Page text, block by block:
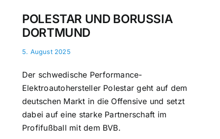
POLESTAR UND BORUSSIA
DORTMUND
5. August 2025
Der schwedische Performance-
Elektroautohersteller Polestar geht auf dem
deutschen Markt in die Offensive und setzt
dabei auf eine starke Partnerschaft im
Profifußball mit dem BVB.